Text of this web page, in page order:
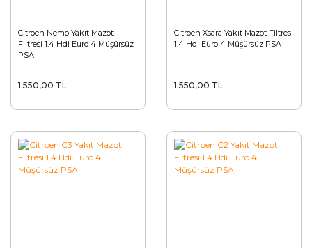
Citroen Nemo Yakıt Mazot
Filtresi 1.4 Hdi Euro 4 Müşürsüz
PSA
1.550,00 TL
Citroen Xsara Yakıt Mazot Filtresi
1.4 Hdi Euro 4 Müşürsüz PSA
1.550,00 TL